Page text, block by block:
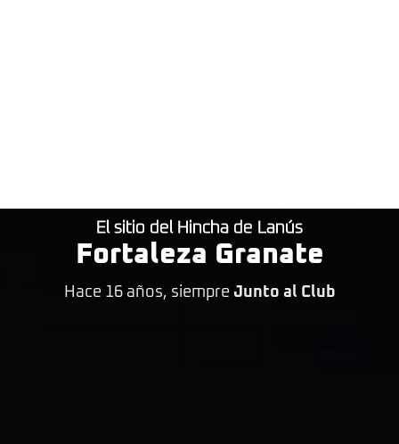
El sitio del Hincha de Lanús
Fortaleza Granate
Hace 16 años, siempre Junto al Club